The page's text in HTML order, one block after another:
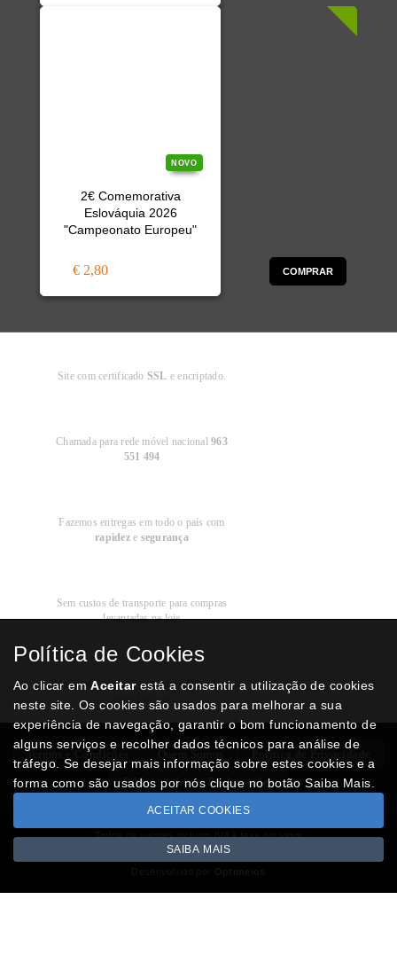
NOVO
2€ Comemorativa
Eslováquia 2026
"Campeonato Europeu"
€ 2,80 COMPRAR
Site com certificado SSL e encriptado.
Chamada para rede móvel nacional963
551 494
Fazemos entregas em todo o país com
rapideze segurança
Sem custos de transporte para compras
levantadas na loja
Modos dePagamento
Multibanco, cartão de crédito, Paypal ou
transferência
Termos e Condições Politica de Privacidade
RAL Livro Reclamações
Todos os valores incluem IVA à taxa em vigor
Copyright © NUMISMATICAJA.com 2026
Política de Cookies
Ao clicar emAceitarestá a consentir a utilização de cookies
neste site. Os cookies são usados para melhorar a sua
experiência de navegação, garantir o bom funcionamento de
alguns serviços e recolher dados técnicos para análise de
tráfego. Se desejar mais informação sobre estes cookies e a
forma como são usados por nós clique no botão Saiba Mais.
ACEITAR COOKIES
SAIBA MAIS